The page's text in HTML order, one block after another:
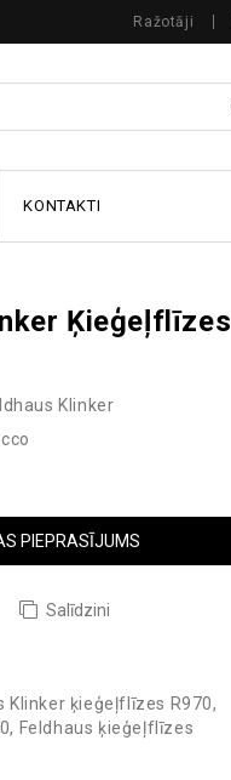
Ražotāji
KONTAKTI
Ķieģeļflīzes
Klinker
PIEPRASĪJUMS
Salīdzini
Klinker ķieģeļflīzes R970,
, Feldhaus ķieģeļflīzes